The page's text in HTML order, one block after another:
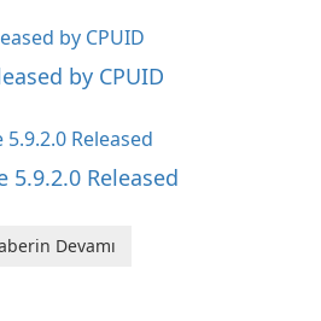
by CPUID
5.9.2.0 Released
Devamı